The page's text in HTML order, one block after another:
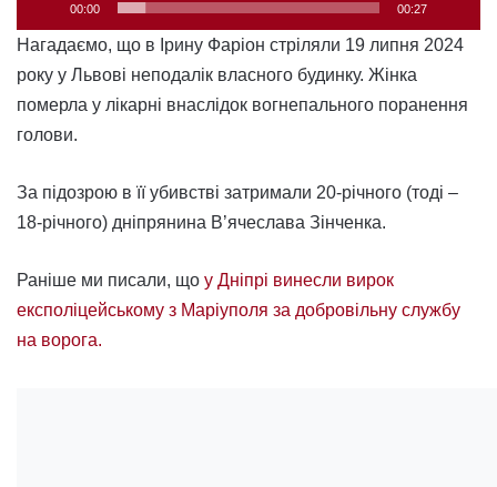
00:00 00:27
Нагадаємо, що в Ірину Фаріон стріляли 19 липня 2024
року у Львові неподалік власного будинку. Жінка
померла у лікарні внаслідок вогнепального поранення
голови.
За підозрою в її убивстві затримали 20-річного (тоді –
18-річного) дніпрянина В’ячеслава Зінченка.
Раніше ми писали, що у Дніпрі винесли вирок
експоліцейському з Маріуполя за добровільну службу
на ворога.